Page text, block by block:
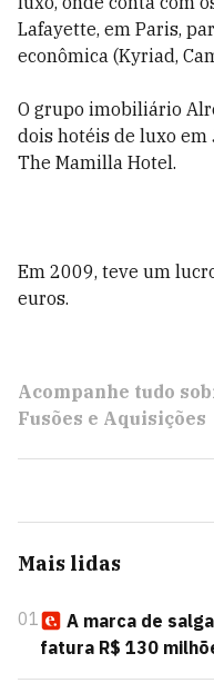
Lafayette, em Paris,
econômica (Kyriad,
O grupo imobiliário
dois hotéis de luxo em
The Mamilla Hotel.
Em 2009, teve um
euros.
Acompanhe tudo
Fusões e Aquisições
Mais lidas
01
A marca de
fatura R$ 130